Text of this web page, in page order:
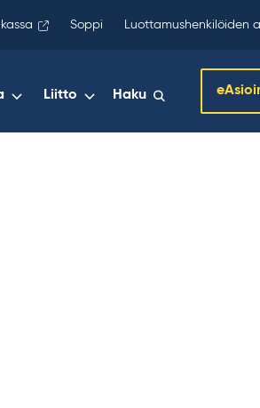
Soppi Luottamushenkilöiden
Liitto Haku